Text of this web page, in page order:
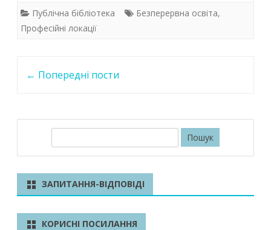
і
для
e
b
o
itt
er
at
s
p
k
n
Публічна бібліотека Безперервна освіта,
Професійні локації
navigation
← Попередні пости
к
ЗАПИТАННЯ-ВІДПОВІДІ
КОРИСНІ ПОСИЛАННЯ